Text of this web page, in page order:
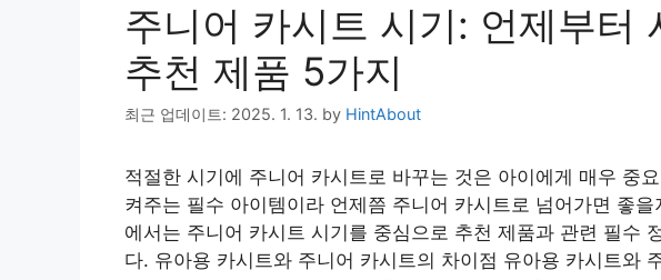
주니어 카시트 시기: 언제부터
추천 제품 5가지
최근 업데이트: 2025. 1. 13. by HintAbout
적절한 시기에 주니어 카시트로 바꾸는 것은 아이에게 매우 중
켜주는 필수 아이템이라 언제쯤 주니어 카시트로 넘어가면 좋
에서는 주니어 카시트 시기를 중심으로 추천 제품과 관련 필수
다. 유아용 카시트와 주니어 카시트의 차이점 유아용 카시트와